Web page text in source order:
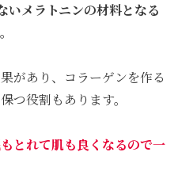
いメラトニンの材料となる
があり、コラーゲンを作る
つ役割もあります。
とれて肌も良くなるので一